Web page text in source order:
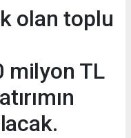
olan toplu
milyon TL